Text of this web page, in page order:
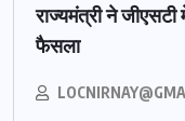
राज्यमंत्री ने जीएसटी
फैसला